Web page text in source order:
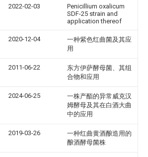
2022-02-03
Penicillium oxalicum
SDF-25 strain and
application thereof
2020-12-04
一种紫色红曲菌及其应
用
2011-06-22
东方伊萨酵母菌、其组
合物和应用
2024-06-25
一株产酯的异常威克汉
姆酵母及其在白酒大曲
中的应用
2019-03-26
一种红曲黄酒酿造用的
酿酒酵母菌株